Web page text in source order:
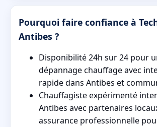
Pourquoi faire confiance à
Antibes ?
Disponibilité 24h sur 24 pour
dépannage chauffage avec
rapide dans Antibes et
Chauffagiste expérimenté
Antibes avec partenaires
assurance professionnelle